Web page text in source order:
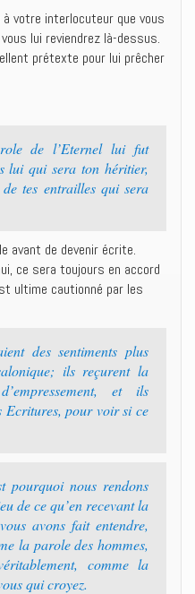
votre interlocuteur que vous
lui reviendrez là-dessus.
prétexte pour lui prêcher
de l’Eternel lui fut
lui qui sera ton héritier,
tes entrailles qui sera
avant de devenir écrite.
ce sera toujours en accord
ultime cautionné par les
des sentiments plus
ils reçurent la
et ils
Ecritures, pour voir si ce
pourquoi nous rendons
de ce qu’en recevant la
avons fait entendre,
la parole des hommes,
comme la
qui croyez.